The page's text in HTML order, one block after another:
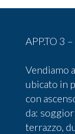
APP.TO 3
Vendiamo
ubicato in
con
da:
terrazzo,